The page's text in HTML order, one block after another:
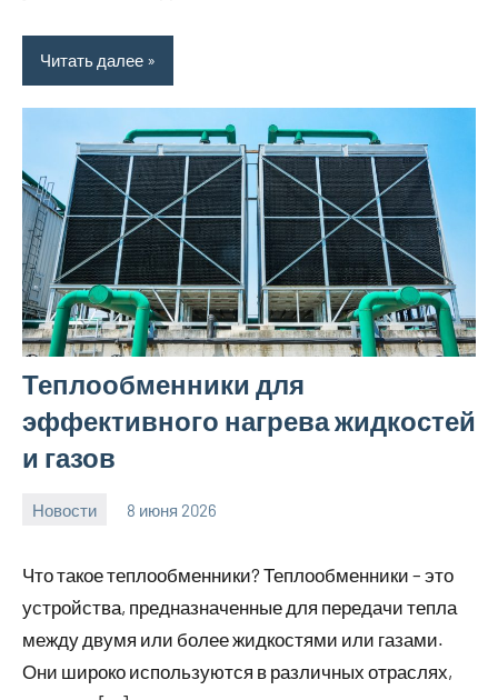
Читать далее
Теплообменники для
эффективного нагрева жидкостей
и газов
Новости 8 июня 2026
Что такое теплообменники? Теплообменники – это
устройства, предназначенные для передачи тепла
между двумя или более жидкостями или газами.
Они широко используются в различных отраслях,